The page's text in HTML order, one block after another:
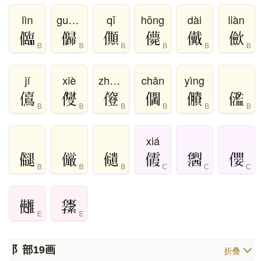
lìn
B
guì、guī
B
qī
B
hōng
B
dài
B
liàn
B
jí
B
xiè
B
zhēng
B
chǎn
B
yìng
B B
B B B
xiá
C C C
E E
阝部19画 折叠